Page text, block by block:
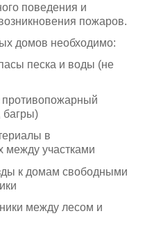
поведения и
пожаров.
домов необходимо:
песка и воды (не
противопожарный
багры)
в
между участками
к домам свободными
между лесом и